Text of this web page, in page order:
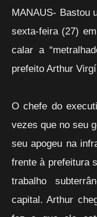
MANAUS- Bastou
sexta-feira (27)
calar a
prefeito Arthur
O chefe do
vezes que no seu
seu apogeu na
frente à prefeitura
trabalho
capital. Arthur